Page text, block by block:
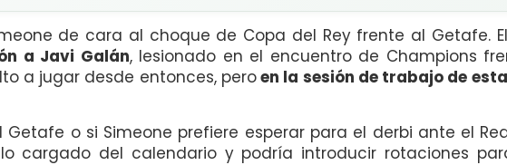
de cara al choque de Copa del Rey frente al Getafe. El
a Javi Galán, lesionado en el encuentro de Champions
a jugar desde entonces, peroen la sesión de trabajo de
o si Simeone prefiere esperar para el derbi ante el
cargado del calendario y podría introducir rotaciones